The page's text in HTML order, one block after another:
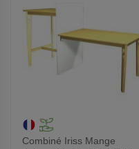
Combiné Iriss Mange